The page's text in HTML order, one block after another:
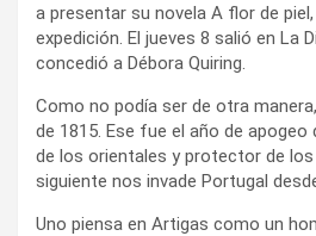
a presentar su novela A flor de
expedición. El jueves 8 salió en La
concedió a Débora Quiring.
Como no podía ser de otra
de 1815. Ese fue el año de
de los orientales y protector de los
siguiente nos invade Portugal
Uno piensa en Artigas como un